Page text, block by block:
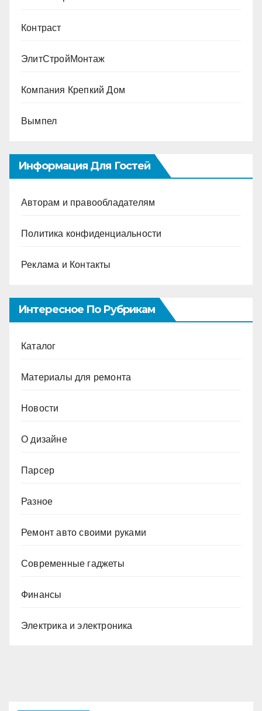
Контраст
ЭлитСтройМонтаж
Компания Крепкий Дом
Вымпел
Информация Для Гостей
Авторам и правообладателям
Политика конфиденциальности
Реклама и Контакты
Интересное По Рубрикам
Каталог
Материалы для ремонта
Новости
О дизайне
Парсер
Разное
Ремонт авто своими руками
Современные гаджеты
Финансы
Электрика и электроника